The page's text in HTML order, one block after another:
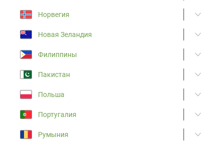
Норвегия
Новая Зеландия
Филиппины
Пакистан
Польша
Португалия
Румыния